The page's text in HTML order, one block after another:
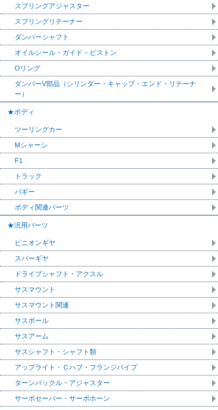
スプリングアジャスター
スプリングリテーナー
ダンパーシャフト
オイルシール・ガイド・ピストン
Oリング
ダンパーV部品（シリンダー・キャップ・エンド・リテーナ
ー）
★ボディ
ツーリングカー
Mシャーシ
F1
トラック
バギー
ボディ関連パーツ
★汎用パーツ
ピニオンギヤ
スパーギヤ
ドライブシャフト・アクスル
サスマウント
サスマウント関連
サスボール
サスアーム
サスシャフト・シャフト類
アップライト・Ｃハブ・フランジパイプ
ターンバックル・アジャスター
サーボセーバー・サーボホーン